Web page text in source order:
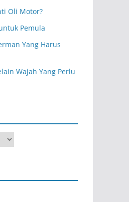
Oli Motor?
Pemula
Yang Harus
Wajah Yang Perlu